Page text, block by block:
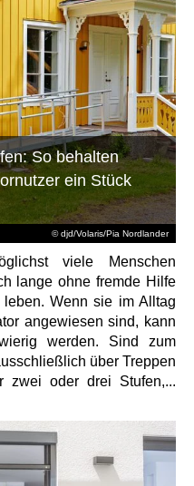
© djd/Volaris/Pia Nordlander
So behalten
ein Stück
viele Menschen
lange ohne fremde Hilfe
Wenn sie im Alltag
angewiesen sind, kann
werden. Sind zum
über Treppen
zwei oder drei Stufen,...